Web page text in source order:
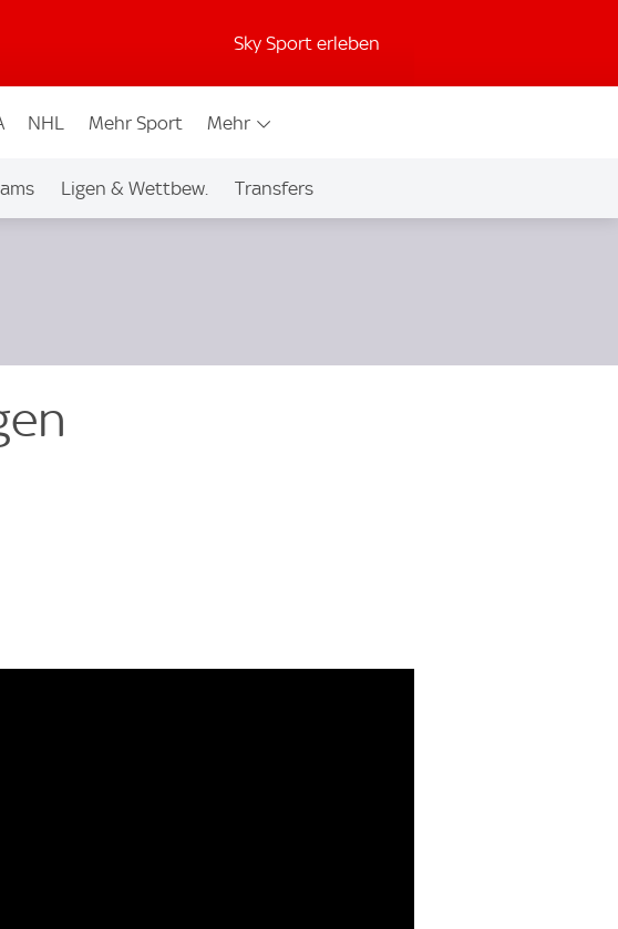
Sky Sport erleben
NHL Mehr Sport Mehr
Ligen & Wettbew. Transfers